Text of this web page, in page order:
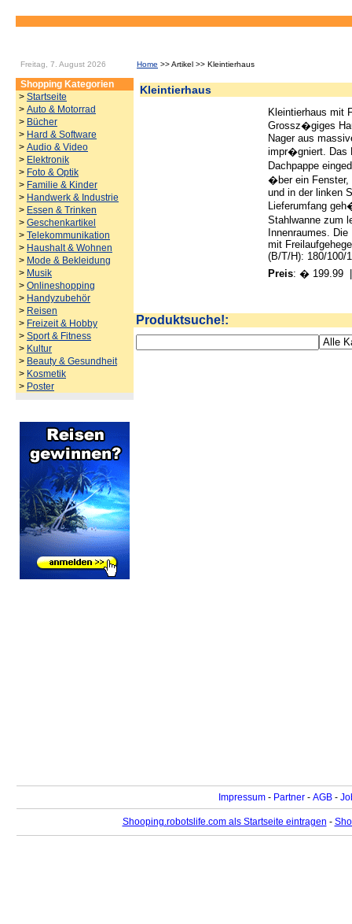
Freitag, 7. August 2026 Home >> Artikel >> Kleintierhaus
Shopping Kategorien
> Startseite
> Auto & Motorrad
> Bücher
> Hard & Software
> Audio & Video
> Elektronik
> Foto & Optik
> Familie & Kinder
> Handwerk & Industrie
> Essen & Trinken
> Geschenkartikel
> Telekommunikation
> Haushalt & Wohnen
> Mode & Bekleidung
> Musik
> Onlineshopping
> Handyzubehör
> Reisen
> Freizeit & Hobby
> Sport & Fitness
> Kultur
> Beauty & Gesundheit
> Kosmetik
> Poster
Kleintierhaus
Kleintierhaus mit
Grossz�giges
Nager aus
impr�gniert. Das
Dachpappe
�ber ein
und in der linken
Lieferumfang
Stahlwanne zum
Innenraumes.
mit
(B/T/H): 180/100/
Preis: � 199.99||
Produktsuche!:
Impressum - Partner - AGB -
Shooping.robotslife.com als Startseite eintragen -